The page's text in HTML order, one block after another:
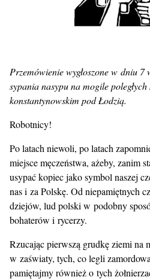
Przemówienie wygłoszone w dniu
sypania nasypu na mogile
konstantynowskim pod Łodzią.
Robotnicy!
Po latach niewoli, po latach
miejsce męczeństwa, ażeby, zanim
usypać kopiec jako symbol naszej
nas i za Polskę. Od niepamiętnych
dziejów, lud polski w podobny
bohaterów i rycerzy.
Rzucając pierwszą grudkę ziemi na
w zaświaty, tych, co legli
pamiętajmy również o tych